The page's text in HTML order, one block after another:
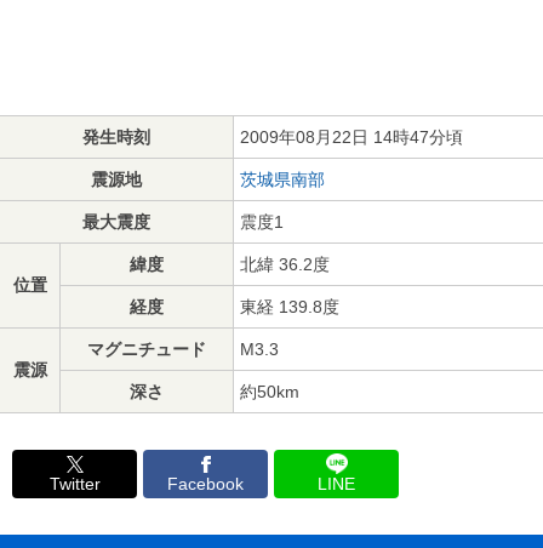
発生時刻 2009年08月22日 14時47分頃
震源地 茨城県南部
最大震度 震度1
位置
緯度 北緯 36.2度
経度 東経 139.8度
震源
マグニチュード M3.3
深さ 約50km
Twitter Facebook LINE